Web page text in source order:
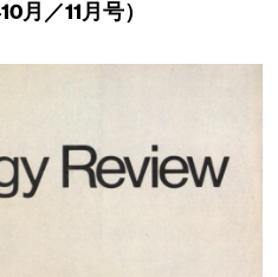
月／11月号）